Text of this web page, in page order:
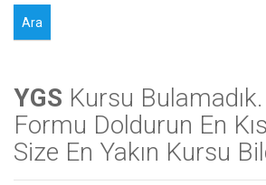
YGS Kursu Bulamadık.
Formu Doldurun En
Size En Yakın Kursu